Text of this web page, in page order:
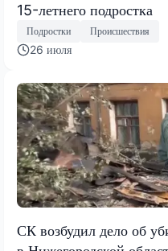
15-летнего подростка
Подростки Происшествия
26 июля
СК возбудил дело об